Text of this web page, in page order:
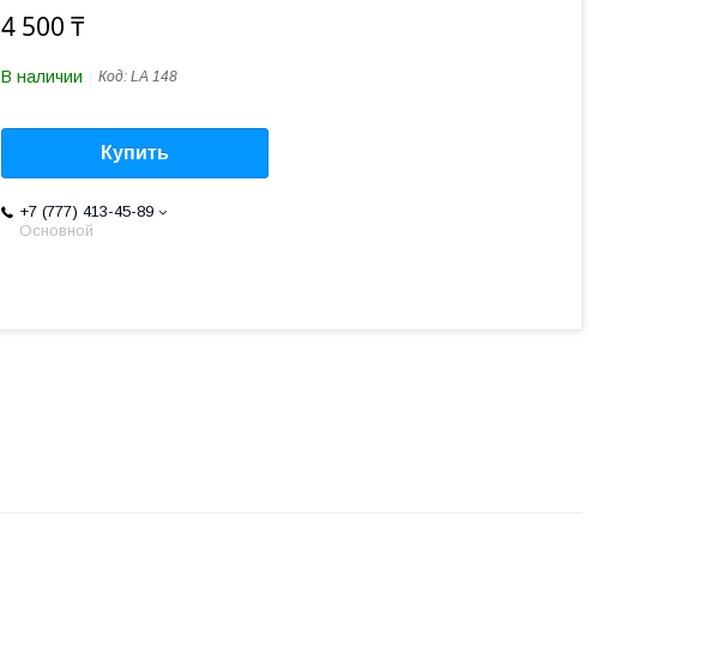
4 500 ₸
В наличии Код: LA 148
Купить
+7 (777) 413-45-89
Основной